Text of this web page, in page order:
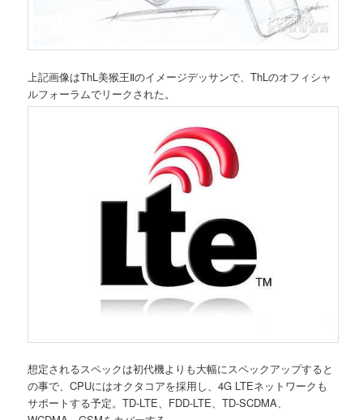
上記画像はThL美猴王Ⅱのイメージデッサンで、ThLのオフィシャ
ルフォーラムでリークされた。
想定されるスペックは初代機よりも大幅にスペックアップすると
の事で、CPUにはオクタコアを採用し、4G LTEネットワークも
サポートする予定。TD-LTE、FDD-LTE、TD-SCDMA、